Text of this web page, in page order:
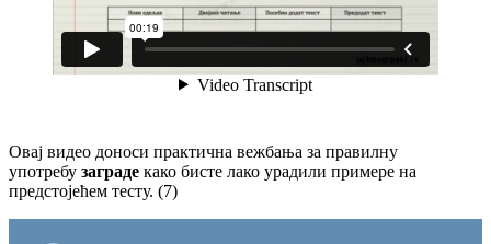
Овај видео доноси практична вежбања за правилну
употребу заграде како бисте лако урадили примере на
предстојећем тесту. (7)